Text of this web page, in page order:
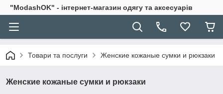
"ModashOK" - інтернет-магазин одягу та аксесуарів
Товари та послуги Женские кожаные сумки и рюкзаки
Женские кожаные сумки и рюкзаки